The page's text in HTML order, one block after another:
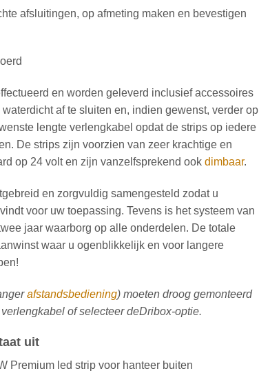
afsluitingen, op afmeting maken en bevestigen
en worden geleverd inclusief accessoires
af te sluiten en, indien gewenst, verder op
lengte verlengkabel opdat de strips op iedere
De strips zijn voorzien van zeer krachtige en
op 24 volt en zijn vanzelfsprekend ook dimbaar.
en zorgvuldig samengesteld zodat u
voor uw toepassing. Tevens is het systeem van
jaar waarborg op alle onderdelen. De totale
waar u ogenblikkelijk en voor langere
afstandsbediening) moeten droog gemonteerd
of selecteer deDribox-optie.
uit
Premium led strip voor hanteer buiten